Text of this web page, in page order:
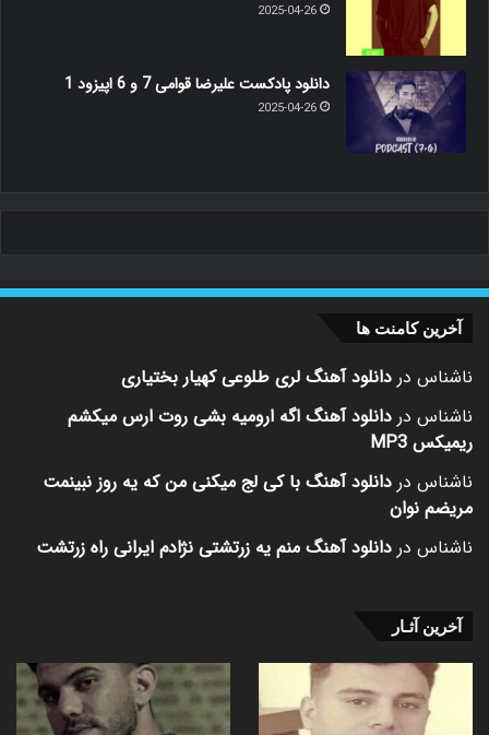
2025-04-26
دانلود پادکست علیرضا قوامی 7 و 6 اپیزود 1
2025-04-26
آخرین کامنت ها
ناشناس در دانلود آهنگ لری طلوعی کهیار بختیاری
ناشناس در دانلود آهنگ اگه ارومیه بشی روت ارس میکشم
ریمیکس MP3
ناشناس در دانلود آهنگ با کی لج میکنی من که یه روز نبینمت
مریضم نوان
ناشناس در دانلود آهنگ منم یه زرتشتی نژادم ایرانی راه زرتشت
آخرین آثـار